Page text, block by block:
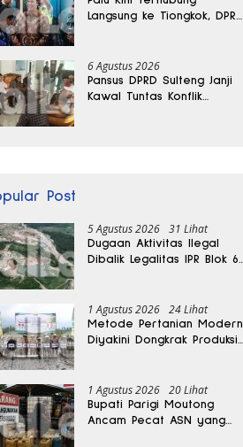
Langsung ke Tiongkok, DPRD
6 Agustus 2026
Pansus DPRD Sulteng Janji
Kawal Tuntas Konflik
Post
5 Agustus 2026 31 Lihat
Dugaan Aktivitas Ilegal
Dibalik Legalitas IPR Blok 6
1 Agustus 2026 24 Lihat
Metode Pertanian Modern
Diyakini Dongkrak Produksi
1 Agustus 2026 20 Lihat
Bupati Parigi Moutong
Ancam Pecat ASN yang